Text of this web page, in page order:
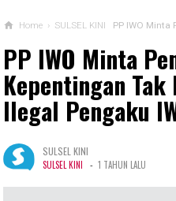
Home › SULSEL KINI PP IWO Minta
PP IWO Minta
Kepentingan Tak
Ilegal Pengaku
SULSEL KINI
SULSEL KINI - 1 TAHUN LALU